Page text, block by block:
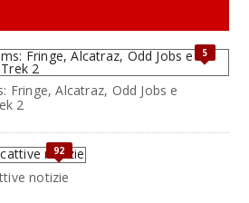
5
Fringe, Alcatraz, Odd Jobs e
2
92
notizie